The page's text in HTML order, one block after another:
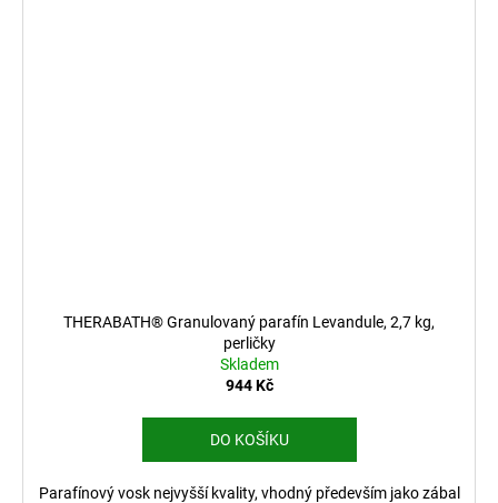
THERABATH® Granulovaný parafín Levandule, 2,7 kg,
perličky
Skladem
944 Kč
DO KOŠÍKU
Parafínový vosk nejvyšší kvality, vhodný především jako zábal